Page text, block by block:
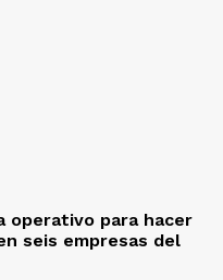
operativo para hacer
seis empresas del